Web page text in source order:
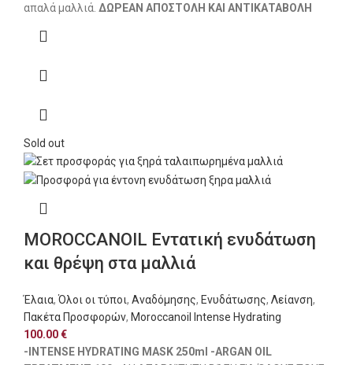
απαλά μαλλιά. ΔΩΡΕΑΝ ΑΠΟΣΤΟΛΗ ΚΑΙ ΑΝΤΙΚΑΤΑΒΟΛΗ
Sold out
MOROCCANOIL Εντατική ενυδάτωση
και θρέψη στα μαλλιά
Έλαια, Όλοι οι τύποι, Αναδόμησης, Ενυδάτωσης, Λείανση,
Πακέτα Προσφορών, Moroccanoil Intense Hydrating
100.00€
-INTENSE HYDRATING MASK 250ml -ARGAN OIL